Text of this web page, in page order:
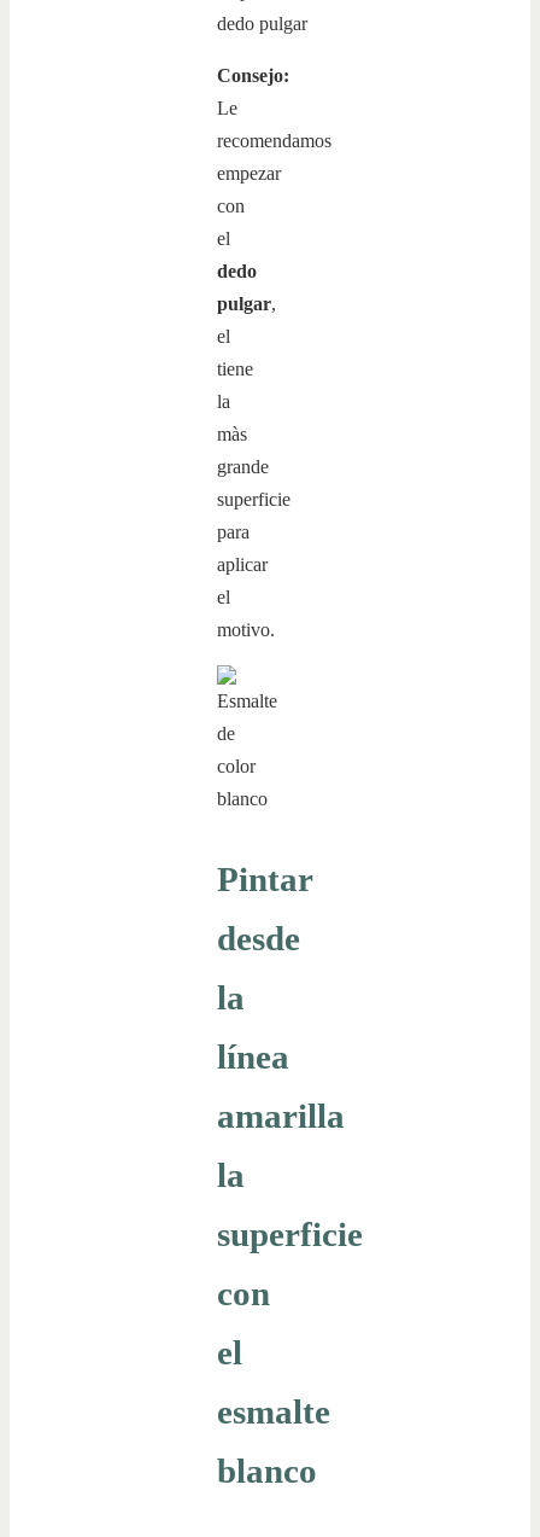
Consejo:
Le
recomendamos
empezar
con
el
dedo
pulgar,
el
tiene
la
màs
grande
superficie
para
aplicar
el
motivo.
Pintar
desde
la
línea
amarilla
la
superficie
con
el
esmalte
blanco